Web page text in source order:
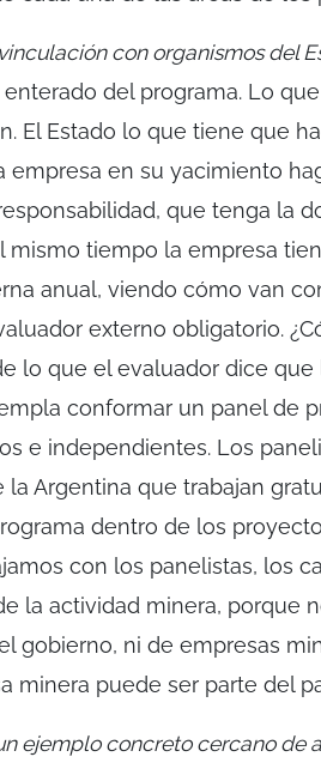
con organismos del
enterado del programa. Lo
El Estado lo que tiene que
empresa en su yacimiento
que tenga la
mismo tiempo la empresa
anual, viendo cómo van
externo obligatorio.
lo que el evaluador dice que
conformar un panel de
e independientes. Los
la Argentina que trabajan
dentro de los
con los panelistas, los
la actividad minera, porque
gobierno, ni de empresas
minera puede ser parte del
ejemplo concreto cercano de